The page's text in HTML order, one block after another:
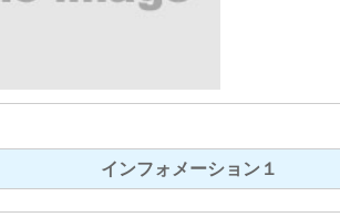
インフォメーション１